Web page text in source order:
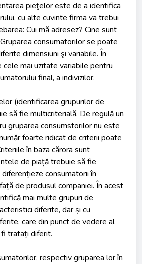
pieţelor este de a identifica
cu alte cuvinte firma va trebui
Cui mă adresez? Cine sunt
consumatorilor se poate
dimensiuni şi variabile. În
mai uzitate variabile pentru
final, a indivizilor.
(identificarea grupurilor de
să fie multicriterială. De regulă un
gruparea consumstorilor nu este
foarte ridicat de criterii poate
în baza cărora sunt
de piață trebuie să fie
consumatorii în
de produsul companiei. În acest
mai multe grupuri de
diferite, dar și cu
care din punct de vedere al
tratați diferit.
respectiv gruparea lor în